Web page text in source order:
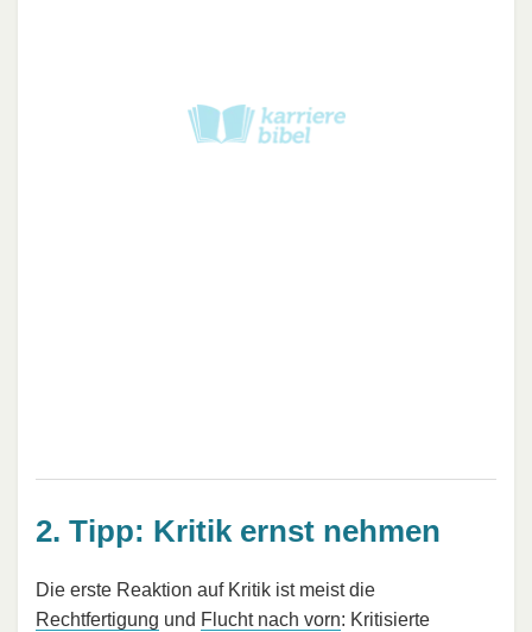
2. Tipp: Kritik ernst nehmen
Die erste Reaktion auf Kritik ist meist die
Rechtfertigung und Flucht nach vorn: Kritisierte